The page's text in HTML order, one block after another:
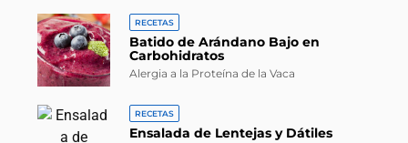
RECETAS
Batido de Arándano Bajo en
Carbohidratos
Alergia a la Proteína de la Vaca
RECETAS
Ensalada de Lentejas y Dátiles